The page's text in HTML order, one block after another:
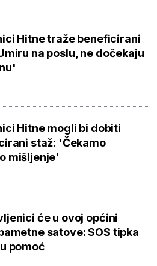
Hitne traže beneficirani
na poslu, ne dočekaju
Hitne mogli bi dobiti
staž: 'Čekamo
mišljenje'
će u ovoj općini
satove: SOS tipka
pomoć